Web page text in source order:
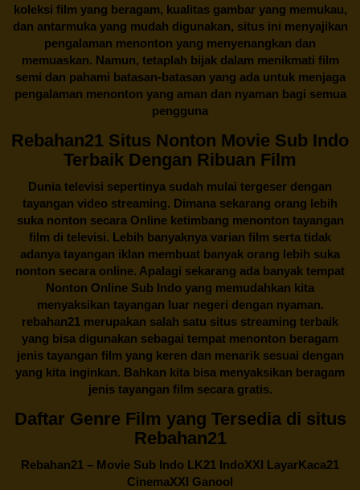
koleksi film yang beragam, kualitas gambar yang memukau,
dan antarmuka yang mudah digunakan, situs ini menyajikan
pengalaman menonton yang menyenangkan dan
memuaskan. Namun, tetaplah bijak dalam menikmati film
semi dan pahami batasan-batasan yang ada untuk menjaga
pengalaman menonton yang aman dan nyaman bagi semua
pengguna
Rebahan21 Situs Nonton Movie Sub Indo
Terbaik Dengan Ribuan Film
Dunia televisi sepertinya sudah mulai tergeser dengan
tayangan video streaming. Dimana sekarang orang lebih
suka nonton secara Online ketimbang menonton tayangan
film di televisi. Lebih banyaknya varian film serta tidak
adanya tayangan iklan membuat banyak orang lebih suka
nonton secara online. Apalagi sekarang ada banyak tempat
Nonton Online Sub Indo yang memudahkan kita
menyaksikan tayangan luar negeri dengan nyaman.
rebahan21 merupakan salah satu situs streaming terbaik
yang bisa digunakan sebagai tempat menonton beragam
jenis tayangan film yang keren dan menarik sesuai dengan
yang kita inginkan. Bahkan kita bisa menyaksikan beragam
jenis tayangan film secara gratis.
Daftar Genre Film yang Tersedia di situs
Rebahan21
Rebahan21 – Movie Sub Indo LK21 IndoXXI LayarKaca21
CinemaXXI Ganool